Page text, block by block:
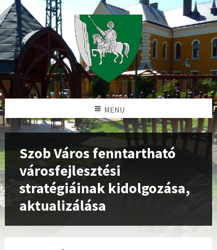
MENU
Szob Város fenntartható
városfejlesztési
stratégiáinak kidolgozása,
aktualizálása